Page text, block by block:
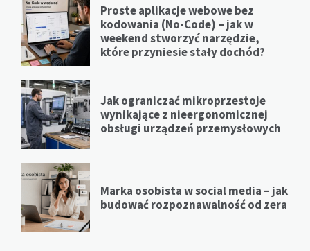
Proste aplikacje webowe bez
kodowania (No-Code) – jak w
weekend stworzyć narzędzie,
które przyniesie stały dochód?
Jak ograniczać mikroprzestoje
wynikające z nieergonomicznej
obsługi urządzeń przemysłowych
Marka osobista w social media – jak
budować rozpoznawalność od zera